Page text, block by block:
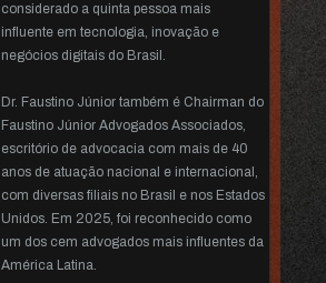
considerado a quinta pessoa mais
influente em tecnologia, inovação e
negócios digitais do Brasil.
Dr. Faustino Júnior também é Chairman do
Faustino Júnior Advogados Associados,
escritório de advocacia com mais de 40
anos de atuação nacional e internacional,
com diversas filiais no Brasil e nos Estados
Unidos. Em 2025, foi reconhecido como
um dos cem advogados mais influentes da
América Latina.